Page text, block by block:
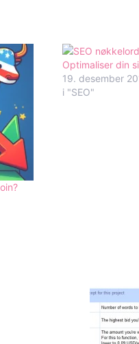
Optimaliser din
19. desember
i "SEO"